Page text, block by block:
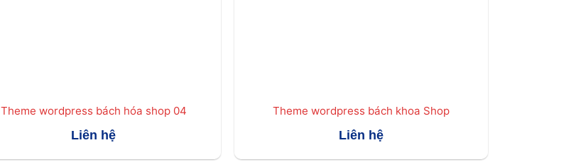
Theme wordpress bách hóa shop 04
Liên hệ
Theme wordpress bách khoa Shop
Liên hệ